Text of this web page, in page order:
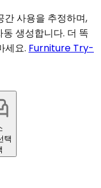
간 사용을 추정하며,
생성합니다. 더 똑
세요. Furniture Try-
택